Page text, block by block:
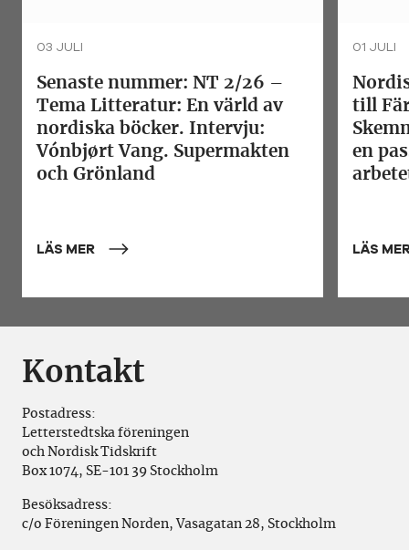
03 JULI
Senaste nummer: NT 2/26 –
Tema Litteratur: En värld av
nordiska böcker. Intervju:
Vónbjørt Vang. Supermakten
och Grönland
LÄS MER
01 JULI
till
en
LÄS
Kontakt
Postadress:
Letterstedtska föreningen
och Nordisk Tidskrift
Box 1074, SE-101 39 Stockholm
Besöksadress:
c/o Föreningen Norden, Vasagatan 28, Stockholm